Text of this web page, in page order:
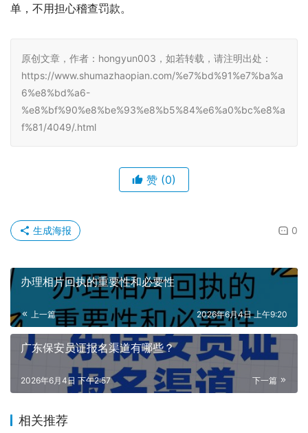
单，不用担心稽查罚款。
原创文章，作者：hongyun003，如若转载，请注明出处：
https://www.shumazhaopian.com/%e7%bd%91%e7%ba%a
6%e8%bd%a6-
%e8%bf%90%e8%be%93%e8%b5%84%e6%a0%bc%e8%a
f%81/4049/.html
赞 (0)
0
生成海报
办理相片回执的重要性和必要性
上一篇 2026年6月4日 上午9:20
广东保安员证报名渠道有哪些？
下一篇
2026年6月4日 下午2:57
相关推荐